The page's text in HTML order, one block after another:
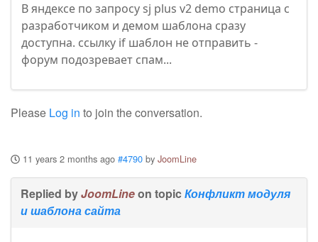
В яндексе по запросу sj plus v2 demo страница с
разработчиком и демом шаблона сразу
доступна. ссылку if шаблон не отправить -
форум подозревает спам...
Please Log in to join the conversation.
11 years 2 months ago #4790 by JoomLine
Replied byJoomLineon topic Конфликт модуля
и шаблона сайта